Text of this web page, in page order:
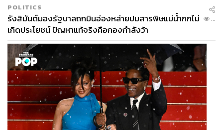
POLITICS
รังสิมันต์มองรัฐบาลถกมินอ่องหล่ายปมสารพิษแม่น้ำกกไม่
เกิดประโยชน์ ปัญหาแท้จริงคือกองกำลังว้า
...